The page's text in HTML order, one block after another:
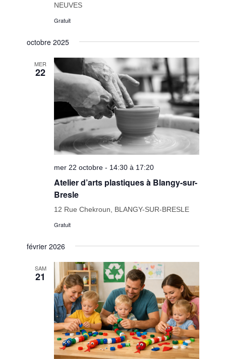
NEUVES
Gratuit
octobre 2025
MER
22
mer 22 octobre - 14:30 à 17:20
Atelier d’arts plastiques à Blangy-sur-
Bresle
12 Rue Chekroun, BLANGY-SUR-BRESLE
Gratuit
février 2026
SAM
21